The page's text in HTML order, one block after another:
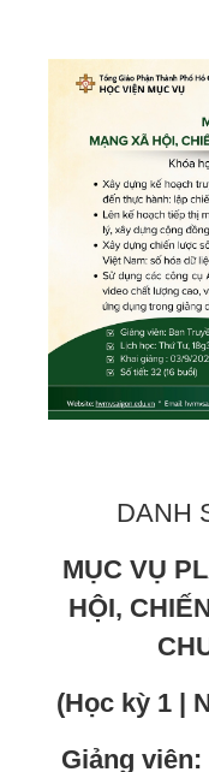
DANH
MỤC VỤ
HỘI,
(Học kỳ 1 |
Giảng